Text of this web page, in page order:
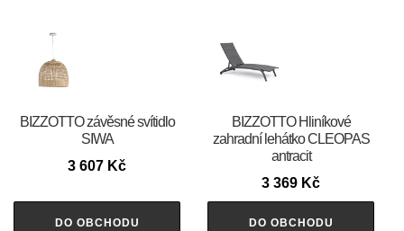
BIZZOTTO závěsné svítidlo
SIWA
3 607 Kč
DO OBCHODU
BIZZOTTO Hliníkové
zahradní lehátko CLEOPAS
antracit
3 369 Kč
DO OBCHODU